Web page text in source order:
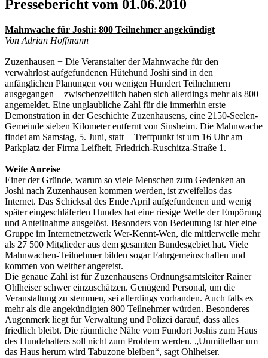
Pressebericht vom 01.06.2010
Mahnwache für Joshi: 800 Teilnehmer angekündigt
Von Adrian Hoffmann
Zuzenhausen − Die Veranstalter der Mahnwache für den
verwahrlost aufgefundenen Hütehund Joshi sind in den
anfänglichen Planungen von wenigen Hundert Teilnehmern
ausgegangen − zwischenzeitlich haben sich allerdings mehr als 800
angemeldet. Eine unglaubliche Zahl für die immerhin erste
Demonstration in der Geschichte Zuzenhausens, eine 2150-Seelen-
Gemeinde sieben Kilometer entfernt von Sinsheim. Die Mahnwache
findet am Samstag, 5. Juni, statt − Treffpunkt ist um 16 Uhr am
Parkplatz der Firma Leifheit, Friedrich-Ruschitza-Straße 1.
Weite Anreise
Einer der Gründe, warum so viele Menschen zum Gedenken an
Joshi nach Zuzenhausen kommen werden, ist zweifellos das
Internet. Das Schicksal des Ende April aufgefundenen und wenig
später eingeschläferten Hundes hat eine riesige Welle der Empörung
und Anteilnahme ausgelöst. Besonders von Bedeutung ist hier eine
Gruppe im Internetnetzwerk Wer-Kennt-Wen, die mittlerweile mehr
als 27 500 Mitglieder aus dem gesamten Bundesgebiet hat. Viele
Mahnwachen-Teilnehmer bilden sogar Fahrgemeinschaften und
kommen von weither angereist.
Die genaue Zahl ist für Zuzenhausens Ordnungsamtsleiter Rainer
Ohlheiser schwer einzuschätzen. Genügend Personal, um die
Veranstaltung zu stemmen, sei allerdings vorhanden. Auch falls es
mehr als die angekündigten 800 Teilnehmer würden. Besonderes
Augenmerk liegt für Verwaltung und Polizei darauf, dass alles
friedlich bleibt. Die räumliche Nähe vom Fundort Joshis zum Haus
des Hundehalters soll nicht zum Problem werden. „Unmittelbar um
das Haus herum wird Tabuzone bleiben“, sagt Ohlheiser.